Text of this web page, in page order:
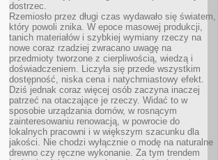
dostrzec.
Rzemiosło przez długi czas wydawało się światem,
który powoli znika. W epoce masowej produkcji,
tanich materiałów i szybkiej wymiany rzeczy na
nowe coraz rzadziej zwracano uwagę na
przedmioty tworzone z cierpliwością, wiedzą i
doświadczeniem. Liczyła się przede wszystkim
dostępność, niska cena i natychmiastowy efekt.
Dziś jednak coraz więcej osób zaczyna inaczej
patrzeć na otaczające je rzeczy. Widać to w
sposobie urządzania domów, w rosnącym
zainteresowaniu renowacją, w powrocie do
lokalnych pracowni i w większym szacunku dla
jakości. Nie chodzi wyłącznie o modę na naturalne
drewno czy ręczne wykonanie. Za tym trendem